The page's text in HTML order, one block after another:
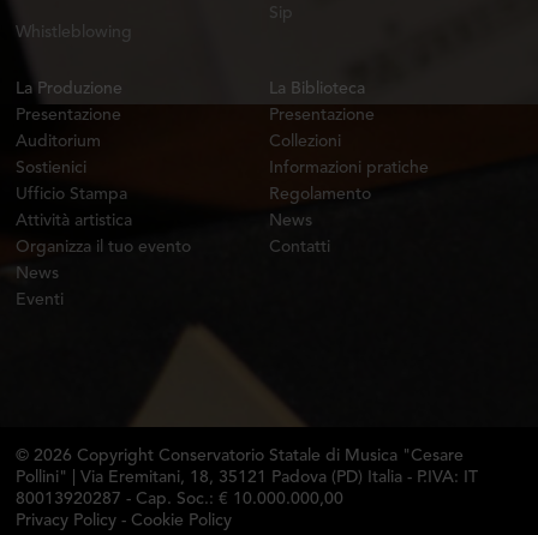
Whistleblowing
Sip
La Produzione
Presentazione
Auditorium
Sostienici
Ufficio Stampa
Attività artistica
Organizza il tuo evento
News
Eventi
La Biblioteca
Presentazione
Collezioni
Informazioni pratiche
Regolamento
News
Contatti
© 2026 Copyright Conservatorio Statale di Musica "Cesare
Pollini" | Via Eremitani, 18, 35121 Padova (PD) Italia - P.IVA: IT
80013920287 - Cap. Soc.: € 10.000.000,00
Privacy Policy - Cookie Policy